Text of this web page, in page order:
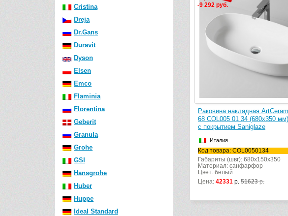
Cristina
Dreja
Dr.Gans
Duravit
Dyson
Elsen
Emco
Flaminia
Florentina
Geberit
Granula
Grohe
GSI
Hansgrohe
Huber
Huppe
Ideal Standard
-9 292 руб.
Раковина накладная
68 COL005 01 34 (680х350
с покрытием Saniglaze
Италия
Код товара: COL0050134
Габариты (швг): 680x150x350
Материал: санфарфор
Цвет: белый
Цена: 42331 р. 51623р.